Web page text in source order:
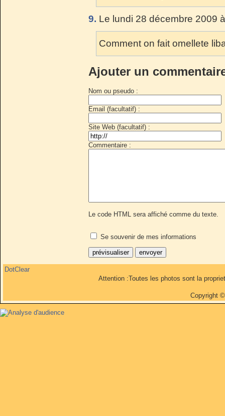
9. Le lundi 28 décembre 2009
Comment on fait omellete
Ajouter un
Nom ou pseudo :
Email (facultatif) :
Site Web (facultatif) :
Commentaire :
Le code HTML sera affiché comme du texte.
Se souvenir de mes informations
DotClear
Attention :Toutes les photos sont la
Copyright